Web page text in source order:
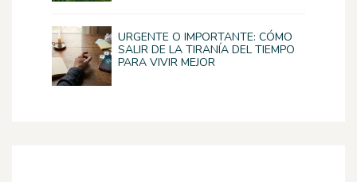
URGENTE O IMPORTANTE: CÓMO
SALIR DE LA TIRANÍA DEL TIEMPO
PARA VIVIR MEJOR